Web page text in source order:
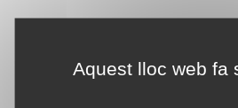
Aquest lloc web fa